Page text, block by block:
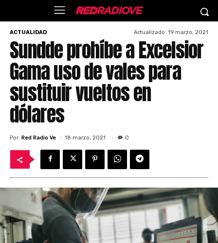
ACTUALIDAD Actualizado: 19 marzo, 2021
Sundde prohíbe a Excelsior
Gama uso de vales para
sustituir vueltos en
dólares
Por Red Radio Ve 18 marzo, 2021 0